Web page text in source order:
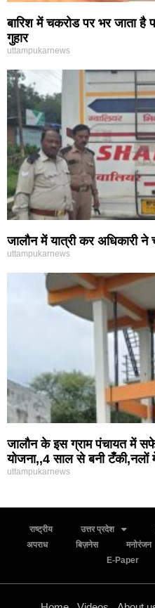
बारिश में चकरोड पर भर जाता है
गुहार
uttampukarnews
जालौन में यात्री कर अधिकारी ने
uttampukarnews
जालौन के इस ग्राम पंचायत में
योजना,,4 साल से बनी टँकी,नलों
uttampukarnews
राष्ट्रीय उत्तर प्रदेश
अपराध
बिज़नेस मनोरंजन
E-Paper